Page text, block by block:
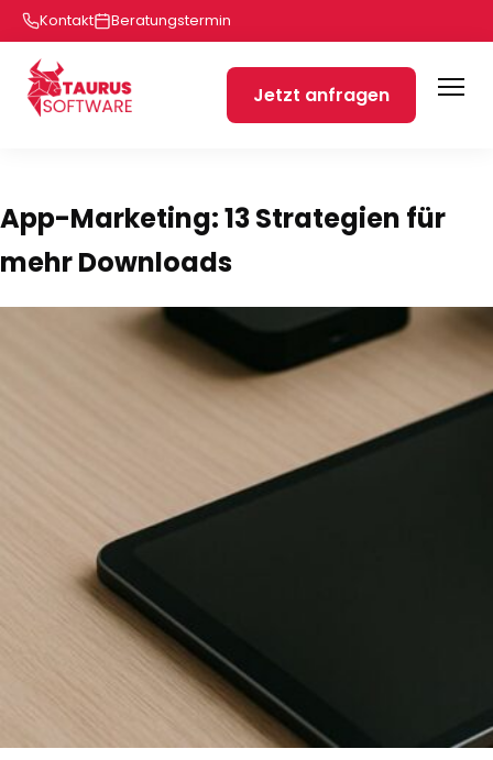
Kontakt Beratungstermin
Jetzt anfragen
App-Marketing: 13 Strategien für
mehr Downloads